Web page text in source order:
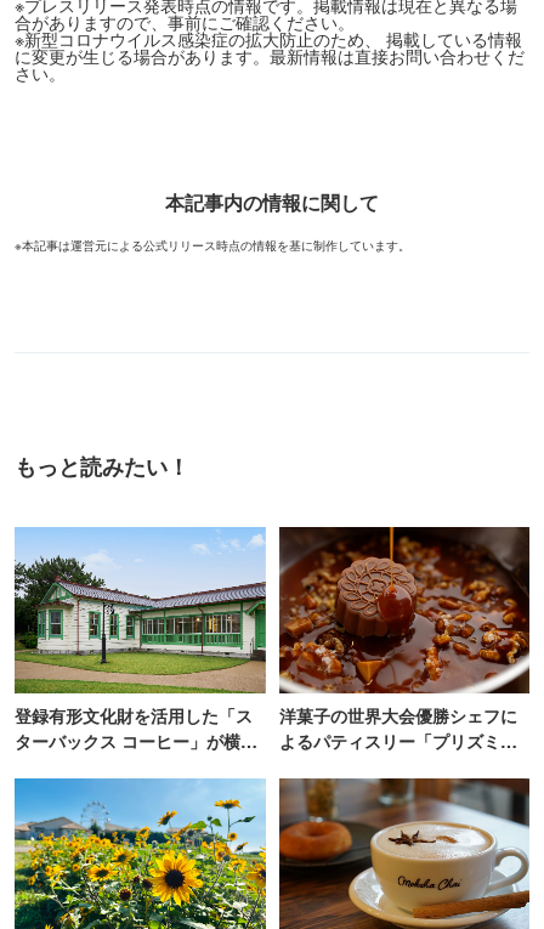
合がありますので、事前にご確認ください。
※新型コロナウイルス感染症の拡大防止のため、 掲載している情報
に変更が生じる場合があります。最新情報は直接お問い合わせくだ
さい。
本記事内の情報に関して
※本記事は運営元による公式リリース時点の情報を基に制作しています。
もっと読みたい！
登録有形文化財を活用した「ス
ターバックス コーヒー」が横
洋菓子の世界大会優勝シェフに
よるパティスリー「プリズミッ